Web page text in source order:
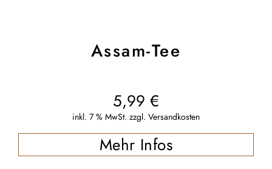
Assam-Tee
5,99 €
inkl. 7 % MwSt. zzgl. Versandkosten
Mehr Infos